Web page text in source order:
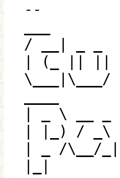
--
/ __| _ _
| (_ || || |
\___|\___/
| _ \ __ _
| |_) / _\ |
| _ /\__/_|